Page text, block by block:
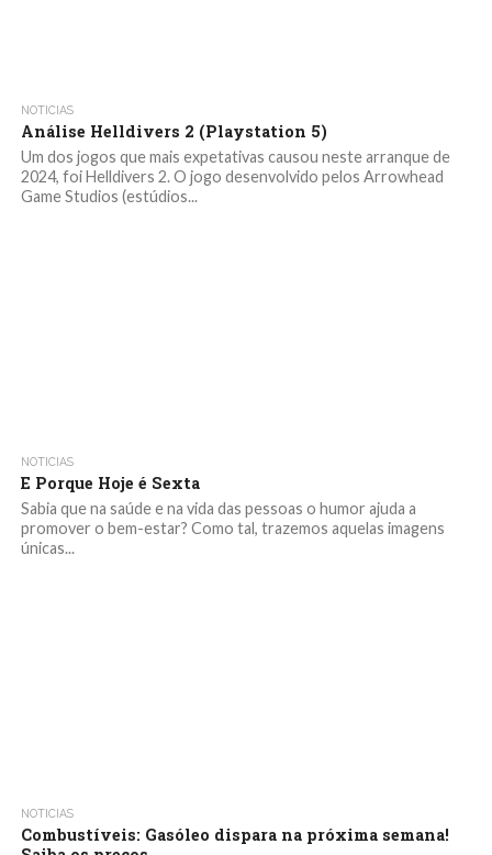
NOTICIAS
Análise Helldivers 2 (Playstation 5)
Um dos jogos que mais expetativas causou neste arranque de
2024, foi Helldivers 2. O jogo desenvolvido pelos Arrowhead
Game Studios (estúdios...
NOTICIAS
E Porque Hoje é Sexta
Sabia que na saúde e na vida das pessoas o humor ajuda a
promover o bem-estar? Como tal, trazemos aquelas imagens
únicas...
NOTICIAS
Combustíveis: Gasóleo dispara na próxima semana!